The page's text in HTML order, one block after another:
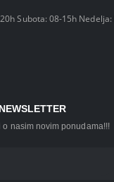
Subota: 08-15h
o nasim novim ponudama!!!